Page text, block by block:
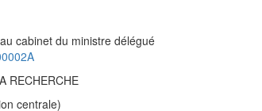
cabinet du ministre délégué
RECHERCHE
centrale)